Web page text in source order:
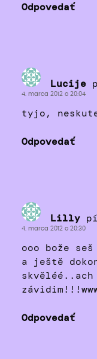
Odpovedať
Lucije
4. marca 2012 o 20:04
tyjo,
Odpovedať
Lilly
4. marca 2012 o 20:30
ooo bože
a ještě
Odpovedať